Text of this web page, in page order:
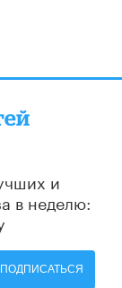
и
в неделю:
ПОДПИСАТЬСЯ